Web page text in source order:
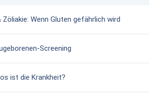
Wenn Gluten gefährlich wird
Screening
ist die Krankheit?